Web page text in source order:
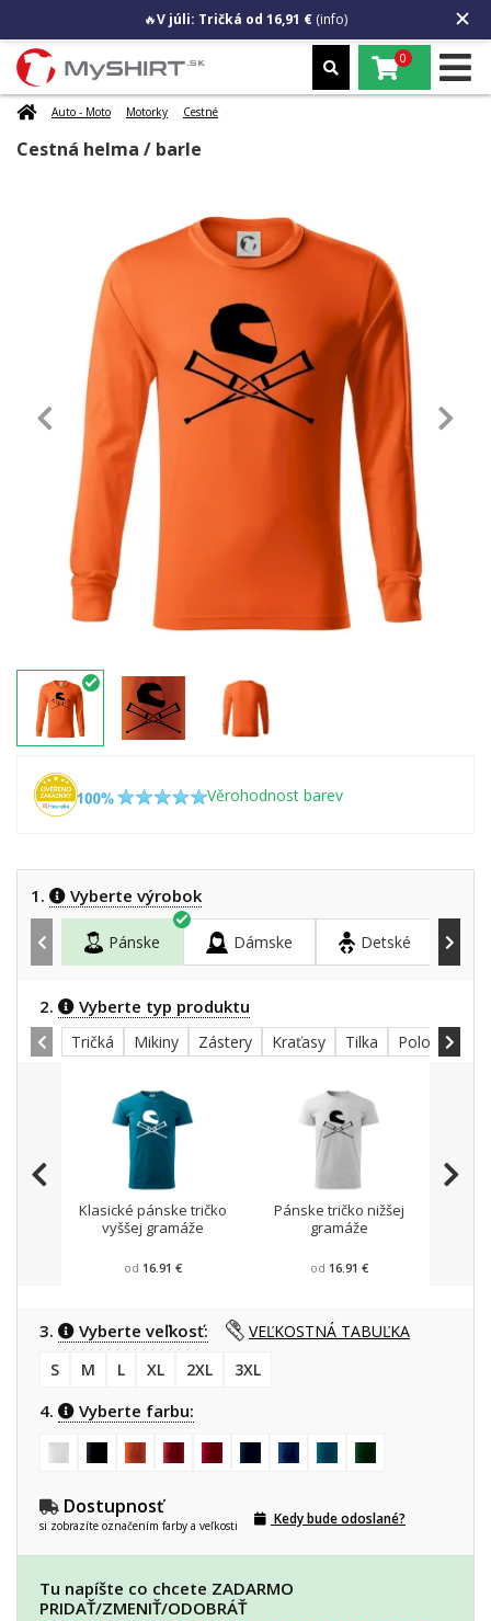
🔥V júli: Tričká od 16,91 € (info)
0
Auto - Moto Motorky Cestné
Cestná helma / barle
Věrohodnost barev
1. Vyberte výrobok
Pánske Dámske Detské
2. Vyberte typ produktu
Tričká Mikiny Zástery Kraťasy Tilka Polokošele
Klasické pánske tričko
vyššej gramáže
od 16.91 €
Pánske tričko nižšej
gramáže
od 16.91 €
3. Vyberte veľkosť:
VEĽKOSTNÁ TABUĽKA
S
M L XL 2XL 3XL
4. Vyberte farbu:
Dostupnosť
si zobrazíte označením farby a veľkosti Kedy bude odoslané?
Tu napíšte co chcete ZADARMO
PRIDAŤ/ZMENIŤ/ODOBRÁŤ